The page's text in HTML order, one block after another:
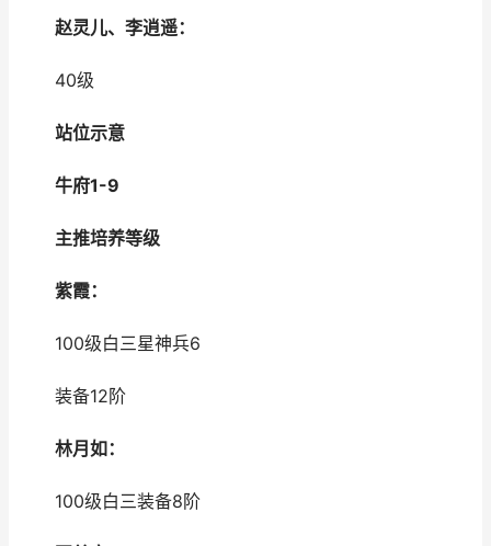
赵灵儿、李逍遥：
40级
站位示意
牛府1-9
主推培养等级
紫霞：
100级白三星神兵6
装备12阶
林月如：
100级白三装备8阶